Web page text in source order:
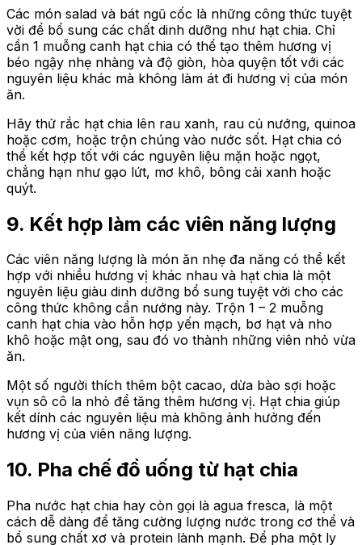
Các món salad và bát ngũ cốc là những công thức tuyệt
vời để bổ sung các chất dinh dưỡng như hạt chia. Chỉ
cần 1 muỗng canh hạt chia có thể tạo thêm hương vị
béo ngậy nhẹ nhàng và độ giòn, hòa quyện tốt với các
nguyên liệu khác mà không làm át đi hương vị của món
ăn.
Hãy thử rắc hạt chia lên rau xanh, rau củ nướng, quinoa
hoặc cơm, hoặc trộn chúng vào nước sốt. Hạt chia có
thể kết hợp tốt với các nguyên liệu mặn hoặc ngọt,
chẳng hạn như gạo lứt, mơ khô, bông cải xanh hoặc
quýt.
9. Kết hợp làm các viên năng lượng
Các viên năng lượng là món ăn nhẹ đa năng có thể kết
hợp với nhiều hương vị khác nhau và hạt chia là một
nguyên liệu giàu dinh dưỡng bổ sung tuyệt vời cho các
công thức không cần nướng này. Trộn 1 – 2 muỗng
canh hạt chia vào hỗn hợp yến mạch, bơ hạt và nho
khô hoặc mật ong, sau đó vo thành những viên nhỏ vừa
ăn.
Một số người thích thêm bột cacao, dừa bào sợi hoặc
vụn sô cô la nhỏ để tăng thêm hương vị. Hạt chia giúp
kết dính các nguyên liệu mà không ảnh hưởng đến
hương vị của viên năng lượng.
10. Pha chế đồ uống từ hạt chia
Pha nước hạt chia hay còn gọi là agua fresca, là một
cách dễ dàng để tăng cường lượng nước trong cơ thể và
bổ sung chất xơ và protein lành mạnh. Để pha một ly